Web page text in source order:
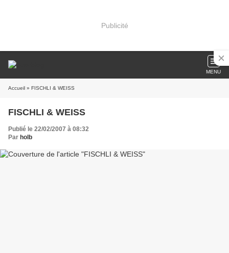
Publicité
MENU
Accueil » FISCHLI & WEISS
FISCHLI & WEISS
Publié le 22/02/2007 à 08:32
Par holb